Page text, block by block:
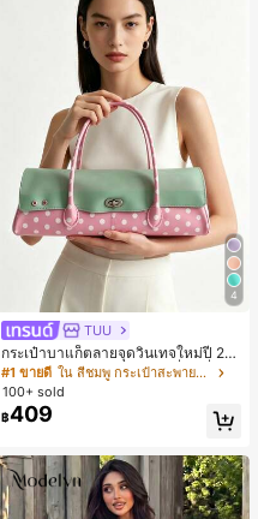
4
TUU
กระเป๋าบาแก็ตลายจุดวินเทจใหม่ปี 20
26 สำหรับผู้หญิง กระเป๋าเจลลี่แฟชั่นสไ
ตล์หวาน ความจุขนาดใหญ่ กระเป๋าสะ
พายไหล่สำหรับเดินทางไปทำงาน
#1 ขายดี
ใน สีชมพู กระเป๋าสะพายผู้หญิง
100+ sold
฿409